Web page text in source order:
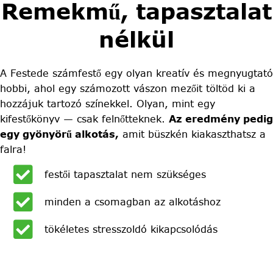
Remekmű, tapasztalat
nélkül
A Festede számfestő egy olyan kreatív és megnyugtató
hobbi, ahol egy számozott vászon mezőit töltöd ki a
hozzájuk tartozó színekkel. Olyan, mint egy
kifestőkönyv — csak felnőtteknek. Az eredmény pedig
egy gyönyörű alkotás, amit büszkén kiakaszthatsz a
falra!
festői tapasztalat nem szükséges
minden a csomagban az alkotáshoz
tökéletes stresszoldó kikapcsolódás